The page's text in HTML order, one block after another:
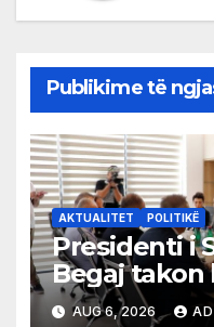
Publikime të
AKTUALITET POLITIKË
Presidenti i
Begaj
shqiptare
AUG 6, 2026